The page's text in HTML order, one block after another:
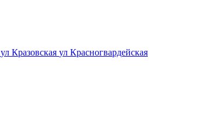
ул Кразовская ул Красногвардейская